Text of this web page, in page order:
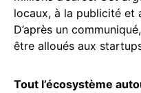
locaux, à la publicité et
D’après un
être alloués aux
Tout l’écosystème